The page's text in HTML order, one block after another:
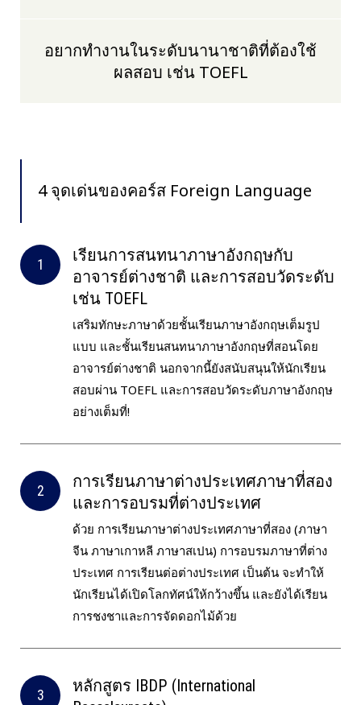
อยากทำงานในระดับนานาชาติที่ต้องใช้
ผลสอบ เช่น TOEFL
4 จุดเด่นของคอร์ส Foreign Language
เรียนการสนทนาภาษาอังกฤษกับ
อาจารย์ต่างชาติ และการสอบวัดระดับ
เช่น TOEFL
เสริมทักษะภาษาด้วยชั้นเรียนภาษาอังกฤษเต็มรูป
แบบ และชั้นเรียนสนทนาภาษาอังกฤษที่สอนโดย
อาจารย์ต่างชาติ นอกจากนี้ยังสนับสนุนให้นักเรียน
สอบผ่าน TOEFL และการสอบวัดระดับภาษาอังกฤษ
อย่างเต็มที่!
การเรียนภาษาต่างประเทศภาษาที่สอง
และการอบรมที่ต่างประเทศ
ด้วย การเรียนภาษาต่างประเทศภาษาที่สอง (ภาษา
จีน ภาษาเกาหลี ภาษาสเปน) การอบรมภาษาที่ต่าง
ประเทศ การเรียนต่อต่างประเทศ เป็นต้น จะทำให้
นักเรียนได้เปิดโลกทัศน์ให้กว้างขึ้น และยังได้เรียน
การชงชาและการจัดดอกไม้ด้วย
หลักสูตร IBDP (International